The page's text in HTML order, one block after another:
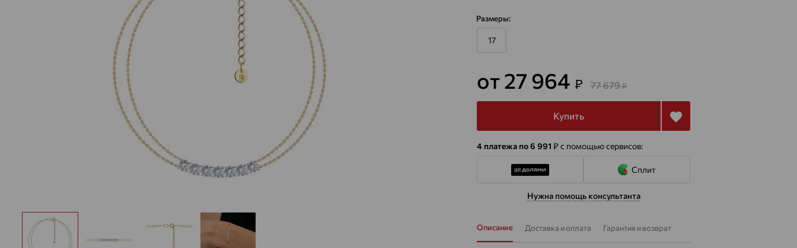
Размеры:
17
от 27 964 ₽ 77 679₽
Купить
4 платежа по 6 991 ₽с помощью сервисов:
Сплит
Нужна помощь консультанта
Описание Доставка и оплата Гарантия и возврат